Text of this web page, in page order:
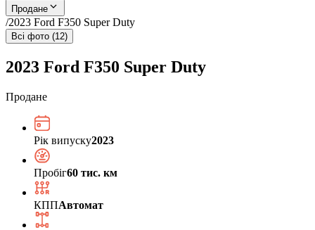
Продане
/2023 Ford F350 Super Duty
Всі фото (12)
2023 Ford F350 Super Duty
Продане
Рік випуску2023
Пробіг60 тис. км
КППАвтомат